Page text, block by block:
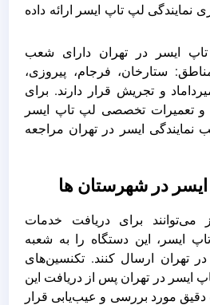
نمایندگی لپ تاپ ایسر ارائه داده
ایسر در تهران دارای شعب
ستارخان، فرجام، پیروزی،
و تجریش قرار دارند. برای
تعمیرات تخصصی لپ تاپ ایسر
نمایندگی ایسر در تهران مراجعه
در شهرستان ها
می‌توانند برای دریافت خدمات
ایسر، این دستگاه را به شعبه
تهران ارسال کنند. تکنسین‌های
ایسر در تهران پس از دریافت این
مورد بررسی و عیب‌یابی قرار